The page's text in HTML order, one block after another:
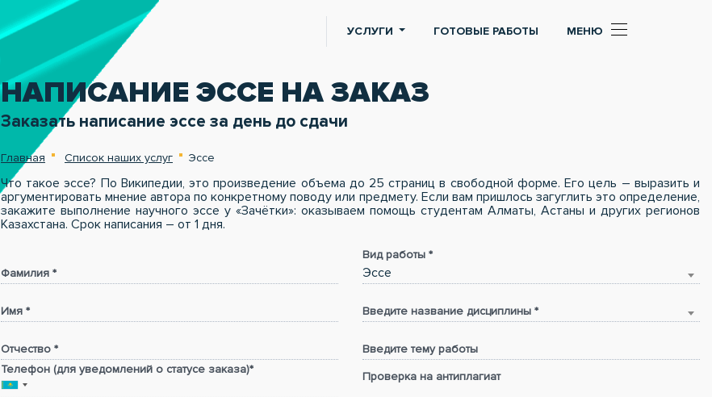
УСЛУГИ ГОТОВЫЕ РАБОТЫ МЕНЮ
НАПИСАНИЕ ЭССЕ НА ЗАКАЗ
Заказать написание эссе за день до сдачи
Главная Список наших услуг Эссе
Что такое эссе? По Википедии, это произведение объема до 25 страниц в свободной форме. Его цель – выразить и
аргументировать мнение автора по конкретному поводу или предмету. Если вам пришлось загуглить это определение,
закажите выполнение научного эссе у «Зачётки»: оказываем помощь студентам Алматы, Астаны и других регионов
Казахстана. Срок написания – от 1 дня.
Фамилия *
Имя *
Отчество *
Телефон (для уведомлений о статусе заказа)*
Эссе
Вид работы *
Введите название дисциплины *
Введите тему работы
Проверка на антиплагиат